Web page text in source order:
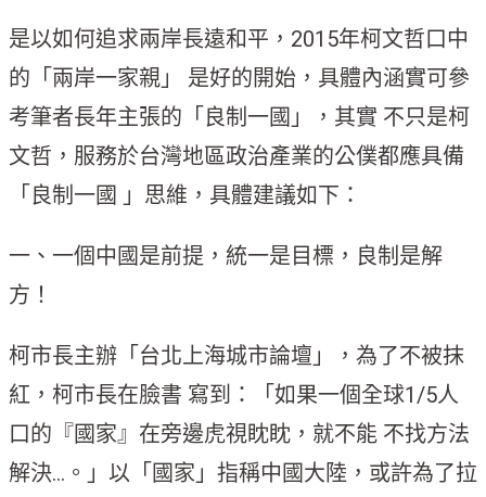
是以如何追求兩岸長遠和平，2015年柯文哲口中
的「兩岸一家親」 是好的開始，具體內涵實可參
考筆者長年主張的「良制一國」，其實 不只是柯
文哲，服務於台灣地區政治產業的公僕都應具備
「良制一國 」思維，具體建議如下：
一、一個中國是前提，統一是目標，良制是解
方！
柯市長主辦「台北上海城市論壇」，為了不被抹
紅，柯市長在臉書 寫到：「如果一個全球1/5人
口的『國家』在旁邊虎視眈眈，就不能 不找方法
解決…。」以「國家」指稱中國大陸，或許為了拉